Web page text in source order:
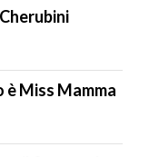
Miss Mamma